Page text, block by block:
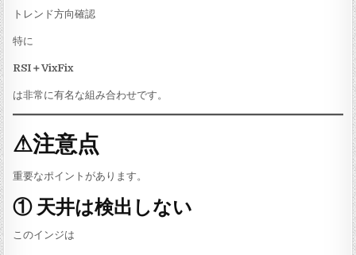
トレンド方向確認
特に
RSI＋VixFix
は非常に有名な組み合わせです。
⚠注意点
重要なポイントがあります。
① 天井は検出しない
このインジは